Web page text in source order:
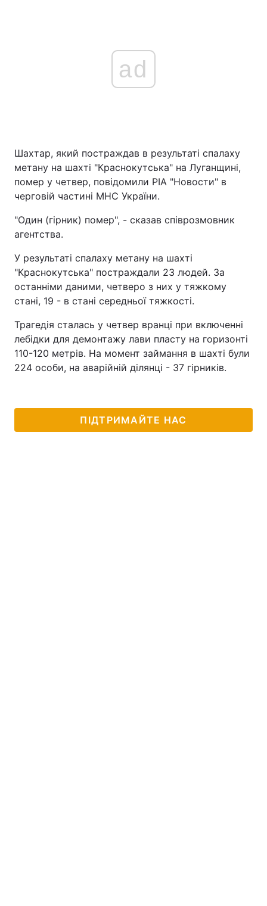
ad
Шахтар, який постраждав в результаті спалаху
метану на шахті "Краснокутська" на Луганщині,
помер у четвер, повідомили РІА "Новости" в
черговій частині МНС України.
"Один (гірник) помер", - сказав співрозмовник
агентства.
У результаті спалаху метану на шахті
"Краснокутська" постраждали 23 людей. За
останніми даними, четверо з них у тяжкому
стані, 19 - в стані середньої тяжкості.
Трагедія сталась у четвер вранці при включенні
лебідки для демонтажу лави пласту на горизонті
110-120 метрів. На момент займання в шахті були
224 особи, на аварійній ділянці - 37 гірників.
ПІДТРИМАЙТЕ НАС